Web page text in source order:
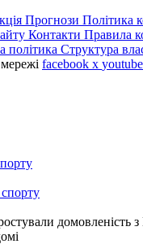
Прогнози Політика
Контакти Правила
політика Структура
facebook x youtube
домовленість